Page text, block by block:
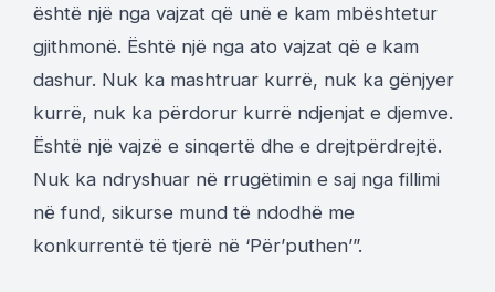
është një nga vajzat që unë e kam mbështetur
gjithmonë. Është një nga ato vajzat që e kam
dashur. Nuk ka mashtruar kurrë, nuk ka gënjyer
kurrë, nuk ka përdorur kurrë ndjenjat e djemve.
Është një vajzë e sinqertë dhe e drejtpërdrejtë.
Nuk ka ndryshuar në rrugëtimin e saj nga fillimi
në fund, sikurse mund të ndodhë me
konkurrentë të tjerë në ‘Për’puthen’”.